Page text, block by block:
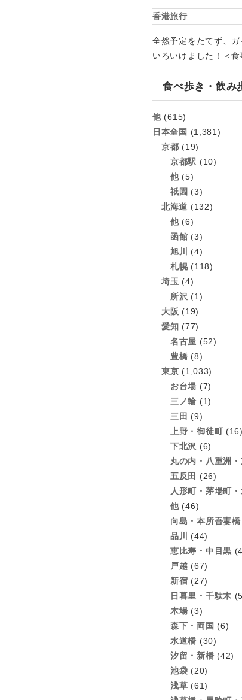
香港旅行
全然予定をたてず、
いろいけました！＜
食べ歩き・飲み
他(615)
日本全国 (1,381)
京都 (19)
京都駅 (10)
他(5)
祇園 (3)
北海道 (132)
他(6)
函館 (3)
旭川
(4)
札幌(118)
埼玉 (4)
所沢 (1)
大阪 (19)
愛知 (77)
名古屋 (52)
豊橋 (8)
東京 (1,033)
お台場 (7)
三ノ輪 (1)
三田 (9)
上野・御徒町(16)
下北沢 (6)
丸の内・八重洲
五反田 (26)
人形町・茅場町
他(46)
向島・本所吾妻橋
品川
(44)
恵比寿・中目黒
戸越 (67)
新宿 (27)
日暮里・千駄木
木場 (3)
森下・両国 (6)
水道橋 (30)
汐留・新橋 (42)
池袋 (20)
浅草 (61)